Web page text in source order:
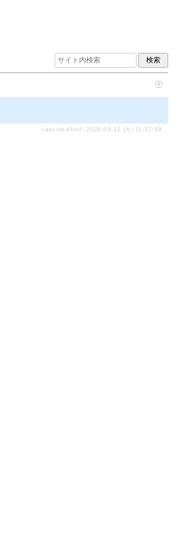
Last-modified: 2026-05-12 (火) 11:37:59